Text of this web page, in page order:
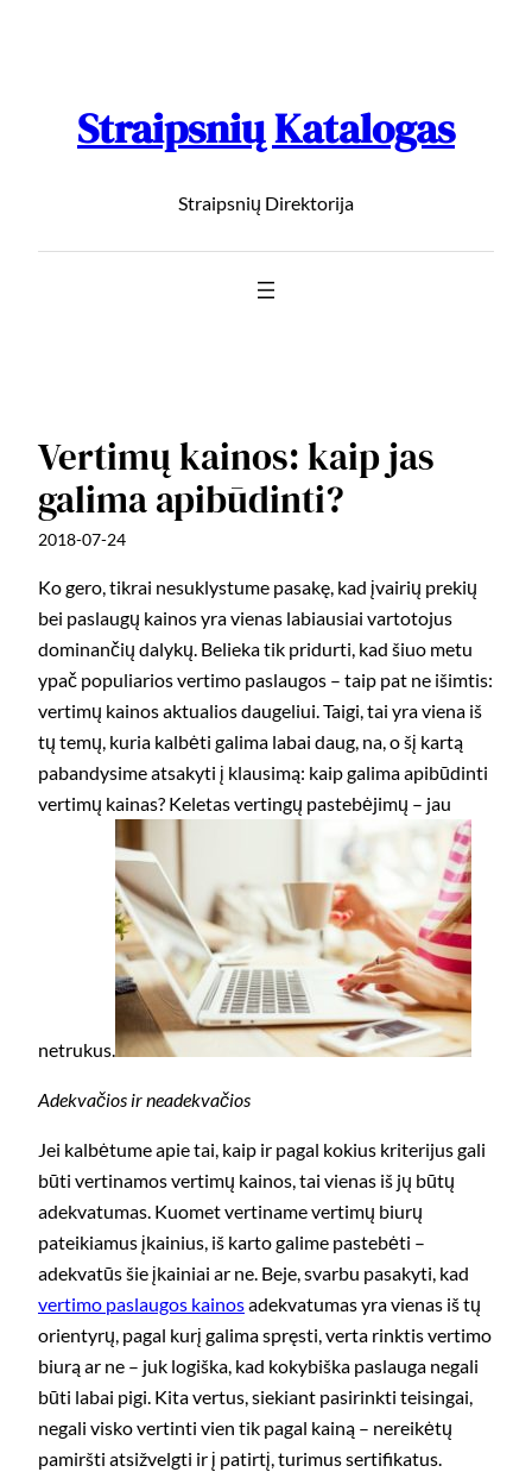
Straipsnių Katalogas
Straipsnių Direktorija
Vertimų kainos: kaip jas
galima apibūdinti?
2018-07-24
Ko gero, tikrai nesuklystume pasakę, kad įvairių prekių
bei paslaugų kainos yra vienas labiausiai vartotojus
dominančių dalykų. Belieka tik pridurti, kad šiuo metu
ypač populiarios vertimo paslaugos – taip pat ne išimtis:
vertimų kainos aktualios daugeliui. Taigi, tai yra viena iš
tų temų, kuria kalbėti galima labai daug, na, o šį kartą
pabandysime atsakyti į klausimą: kaip galima apibūdinti
vertimų kainas? Keletas vertingų pastebėjimų – jau
netrukus.
Adekvačios ir neadekvačios
Jei kalbėtume apie tai, kaip ir pagal kokius kriterijus gali
būti vertinamos vertimų kainos, tai vienas iš jų būtų
adekvatumas. Kuomet vertiname vertimų biurų
pateikiamus įkainius, iš karto galime pastebėti –
adekvatūs šie įkainiai ar ne. Beje, svarbu pasakyti, kad
vertimo paslaugos kainosadekvatumas yra vienas iš tų
orientyrų, pagal kurį galima spręsti, verta rinktis vertimo
biurą ar ne – juk logiška, kad kokybiška paslauga negali
būti labai pigi. Kita vertus, siekiant pasirinkti teisingai,
negali visko vertinti vien tik pagal kainą – nereikėtų
pamiršti atsižvelgti ir į patirtį, turimus sertifikatus.